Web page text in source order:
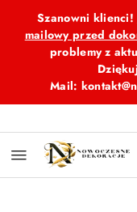
Przejdź do
Przejdź do
Przejdź do
Przejdź do
Przejdź do
Przejdź do
Szanowni klienci!
mailowy przed
problemy z
Mail: